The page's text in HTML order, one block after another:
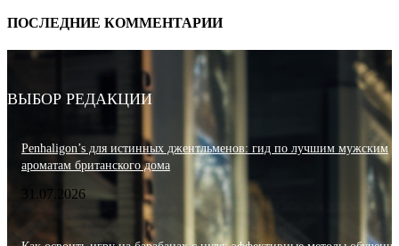
ПОСЛЕДНИЕ КОММЕНТАРИИ
ВЫБОР РЕДАКЦИИ
Penhaligon’s для истинных джентльменов: гид по лучшим мужским
ароматам британского дома
31.07.2026